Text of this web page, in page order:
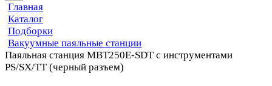
Главная
Каталог
Подборки
Вакуумные паяльные станции
Паяльная станция MBT250E-SDT с инструментами
PS/SX/TT (черный разъем)